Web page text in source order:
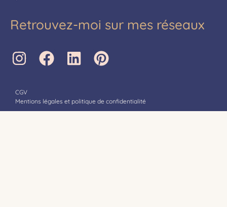
Retrouvez-moi sur mes réseaux
CGV
Mentions légales et politique de confidentialité